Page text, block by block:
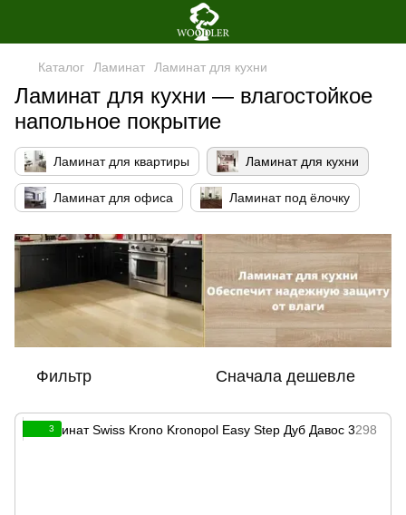
Каталог Ламинат Ламинат для кухни
Ламинат для кухни — влагостойкое
напольное покрытие
Ламинат для квартиры Ламинат для кухни
Ламинат для офиса Ламинат под ёлочку
Фильтр Сначала дешевле
3